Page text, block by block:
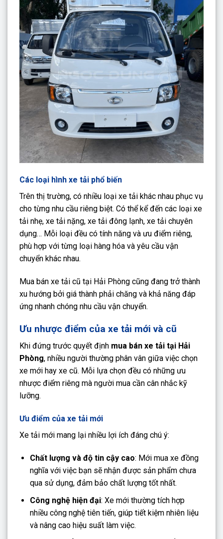
Các loại hình xe tải phổ biến
Trên thị trường, có nhiều loại xe tải khác nhau phục vụ
cho từng nhu cầu riêng biệt. Có thể kể đến các loại xe
tải nhẹ, xe tải nặng, xe tải đông lạnh, xe tải chuyên
dụng… Mỗi loại đều có tính năng và ưu điểm riêng,
phù hợp với từng loại hàng hóa và yêu cầu vận
chuyển khác nhau.
Mua bán xe tải cũ tại Hải Phòng cũng đang trở thành
xu hướng bởi giá thành phải chăng và khả năng đáp
ứng nhanh chóng nhu cầu vận chuyển.
Ưu nhược điểm của xe tải mới và cũ
Khi đứng trước quyết định mua bán xe tải tại Hải
Phòng, nhiều người thường phân vân giữa việc chọn
xe mới hay xe cũ. Mỗi lựa chọn đều có những ưu
nhược điểm riêng mà người mua cần cân nhắc kỹ
lưỡng.
Ưu điểm của xe tải mới
Xe tải mới mang lại nhiều lợi ích đáng chú ý:
Chất lượng và độ tin cậy cao: Mới mua xe đồng
nghĩa với việc bạn sẽ nhận được sản phẩm chưa
qua sử dụng, đảm bảo chất lượng tốt nhất.
Công nghệ hiện đại: Xe mới thường tích hợp
nhiều công nghệ tiên tiến, giúp tiết kiệm nhiên liệu
và nâng cao hiệu suất làm việc.